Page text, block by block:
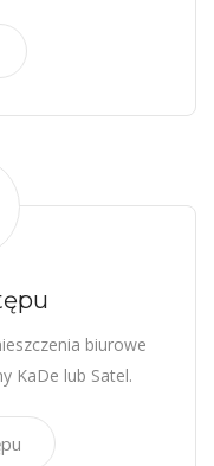
biurowe
KaDe lub Satel.